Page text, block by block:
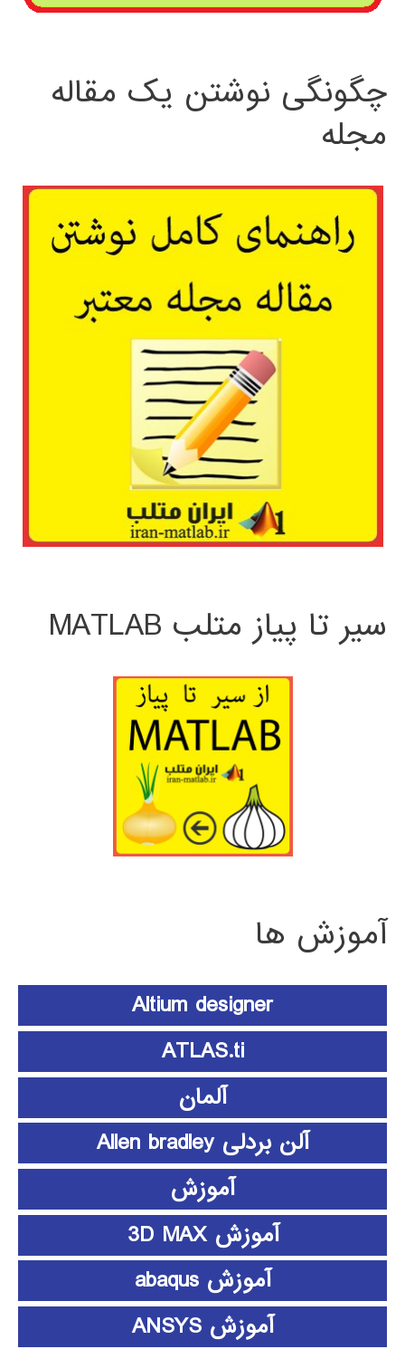
چگونگی نوشتن یک مقاله
مجله
سیر تا پیاز متلب MATLAB
آموزش ها
Altium designer
ATLAS.ti
آلمان
آلن بردلی Allen bradley
آموزش
آموزش 3D MAX
آموزش abaqus
آموزش ANSYS